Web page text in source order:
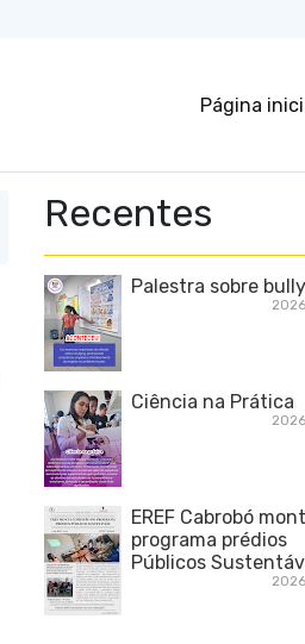
Página
Recentes
Palestra sobre
Ciência na Prática
EREF Cabrobó
programa prédios
Públicos